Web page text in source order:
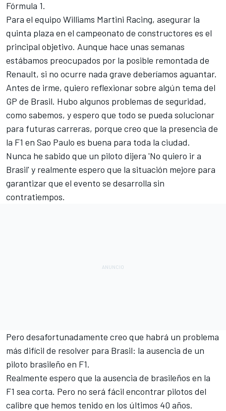
Fórmula 1.
Para el equipo Williams Martini Racing, asegurar la
quinta plaza en el campeonato de constructores es el
principal objetivo. Aunque hace unas semanas
estábamos preocupados por la posible remontada de
Renault, si no ocurre nada grave deberíamos aguantar.
Antes de irme, quiero reflexionar sobre algún tema del
GP de Brasil. Hubo algunos problemas de seguridad,
como sabemos, y espero que todo se pueda solucionar
para futuras carreras, porque creo que la presencia de
la F1 en Sao Paulo es buena para toda la ciudad.
Nunca he sabido que un piloto dijera 'No quiero ir a
Brasil' y realmente espero que la situación mejore para
garantizar que el evento se desarrolla sin
contratiempos.
Pero desafortunadamente creo que habrá un problema
más difícil de resolver para Brasil: la ausencia de un
piloto brasileño en F1.
Realmente espero que la ausencia de brasileños en la
F1 sea corta. Pero no será fácil encontrar pilotos del
calibre que hemos tenido en los últimos 40 años.